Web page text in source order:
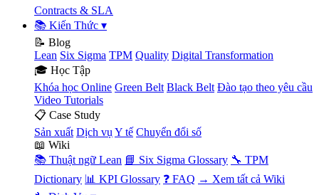
Contracts & SLA
📚 Kiến Thức ▾
📝 Blog
Lean Six Sigma TPM Quality Digital Transformation
🎓 Học Tập
Khóa học Online Green Belt Black Belt Đào tạo theo yêu cầu
Video Tutorials
📋 Case Study
Sản xuất Dịch vụ Y tế Chuyển đổi số
📖 Wiki
📚 Thuật ngữ Lean 📘 Six Sigma Glossary 🔧 TPM
Dictionary 📊 KPI Glossary ❓ FAQ → Xem tất cả Wiki